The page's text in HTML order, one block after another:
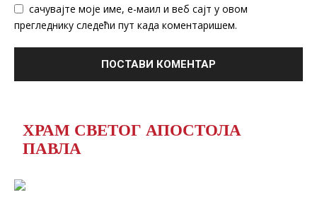
сачувајте моје име, е-маил и веб сајт у овом
прегледнику следећи пут када коментаришем.
ХРАМ СВЕТОГ АПОСТОЛА
ПАВЛА